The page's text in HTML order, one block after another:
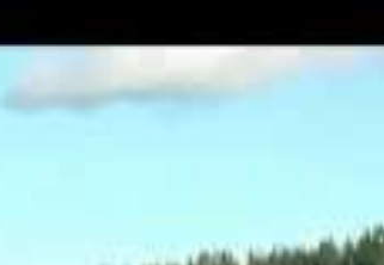
signifie aussi
qui construisent ces